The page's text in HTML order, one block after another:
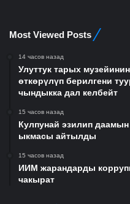
Most Viewed Posts
14 часов назад
Улуттук тарых
өткөрүлүп берилгени
чындыкка дал келбейт
15 часов назад
Кулпунай эзилип
ыкмасы айтылды
15 часов назад
ИИМ жарандарды
чакырат